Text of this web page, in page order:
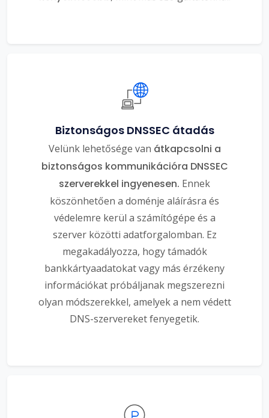
Biztonságos DNSSEC átadás
Velünk lehetősége van átkapcsolni a
biztonságos kommunikációra DNSSEC
szerverekkel ingyenesen. Ennek
köszönhetően a doménje aláírásra és
védelemre kerül a számítógépe és a
szerver közötti adatforgalomban. Ez
megakadályozza, hogy támadók
bankkártyaadatokat vagy más érzékeny
információkat próbáljanak megszerezni
olyan módszerekkel, amelyek a nem védett
DNS-szervereket fenyegetik.